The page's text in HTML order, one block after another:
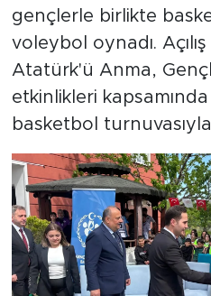
gençlerle birlikte
voleybol oynadı.
Atatürk'ü Anma,
etkinlikleri
basketbol